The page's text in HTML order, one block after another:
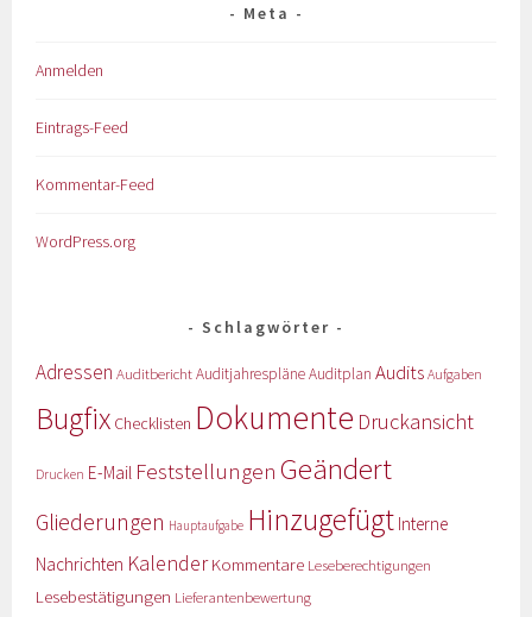
Meta
Anmelden
Eintrags-Feed
Kommentar-Feed
WordPress.org
Schlagwörter
Adressen AuditberichtAuditjahrespläneAuditplan Audits Aufgaben
Bugfix Checklisten Dokumente Druckansicht
Drucken E-Mail Feststellungen Geändert
Gliederungen Hauptaufgabe Hinzugefügt Interne
Nachrichten KalenderKommentare Leseberechtigungen
Lesebestätigungen Lieferantenbewertung